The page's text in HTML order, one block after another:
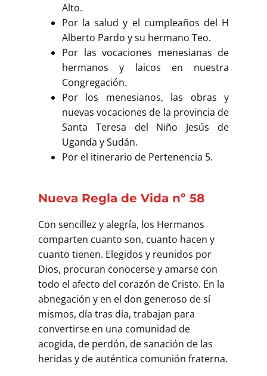
Alto.
Por la salud y el cumpleaños del H
Alberto Pardo y su hermano Teo.
Por las vocaciones menesianas de
hermanos y laicos en nuestra
Congregación.
Por los menesianos, las obras y
nuevas vocaciones de la provincia de
Santa Teresa del Niño Jesús de
Uganda y Sudán.
Por el itinerario de Pertenencia 5.
Nueva Regla de Vida nº 58
Con sencillez y alegría, los Hermanos
comparten cuanto son, cuanto hacen y
cuanto tienen. Elegidos y reunidos por
Dios, procuran conocerse y amarse con
todo el afecto del corazón de Cristo. En la
abnegación y en el don generoso de sí
mismos, día tras día, trabajan para
convertirse en una comunidad de
acogida, de perdón, de sanación de las
heridas y de auténtica comunión fraterna.